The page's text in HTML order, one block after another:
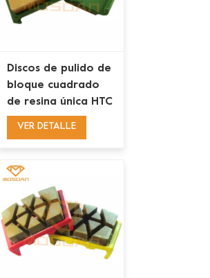
Discos de pulido de
bloque cuadrado
de resina única HTC
Ez Change para
VER DETALLE